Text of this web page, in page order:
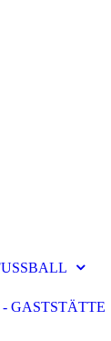
GASTSTÄTTE